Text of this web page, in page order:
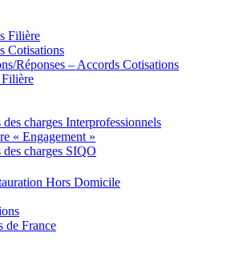
Filière
Cotisations
Réponses – Accords Cotisations
des charges Interprofessionnels
« Engagement »
des charges SIQO
Hors Domicile
de France